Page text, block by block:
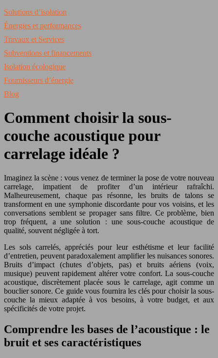
Solutions d’isolation
Énergies et performances
Travaux et Services
Subventions et financements
Isolation écologique
Fournisseurs d’énergie
Blog
Comment choisir la sous-
couche acoustique pour
carrelage idéale ?
Imaginez la scène : vous venez de terminer la pose de votre nouveau
carrelage, impatient de profiter d’un intérieur rafraîchi.
Malheureusement, chaque pas résonne, les bruits de talons se
transforment en une symphonie discordante pour vos voisins, et les
conversations semblent se propager sans filtre. Ce problème, bien
trop fréquent, a une solution : une sous-couche acoustique de
qualité, souvent négligée à tort.
Les sols carrelés, appréciés pour leur esthétisme et leur facilité
d’entretien, peuvent paradoxalement amplifier les nuisances sonores.
Bruits d’impact (chutes d’objets, pas) et bruits aériens (voix,
musique) peuvent rapidement altérer votre confort. La sous-couche
acoustique, discrètement placée sous le carrelage, agit comme un
bouclier sonore. Ce guide vous fournira les clés pour choisir la sous-
couche la mieux adaptée à vos besoins, à votre budget, et aux
spécificités de votre projet.
Comprendre les bases de l’acoustique : le
bruit et ses caractéristiques